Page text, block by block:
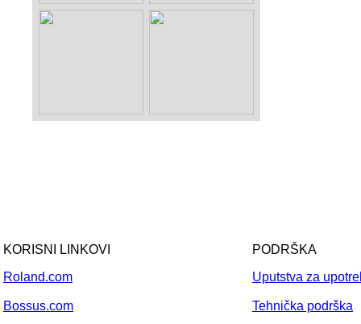
KORISNI LINKOVI
Roland.com
Bossus.com
PODRŠKA
Uputstva za
Tehnička podrška